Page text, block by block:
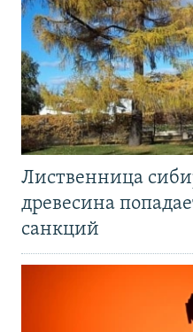
Лиственница
древесина
санкций